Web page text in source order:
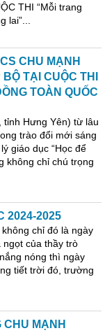
THI “Mỗi trang
CHU MẠNH
TẠI CUỘC THI
TOÀN QUỐC
tỉnh Hưng Yên) từ lâu
trào đổi mới sáng
giáo dục “Học để
không chỉ chú trọng
2024-2025
chỉ đó là ngày
ngọt của thầy trò
nóng thì ngày
tiết trời đó, trường
CHU MẠNH